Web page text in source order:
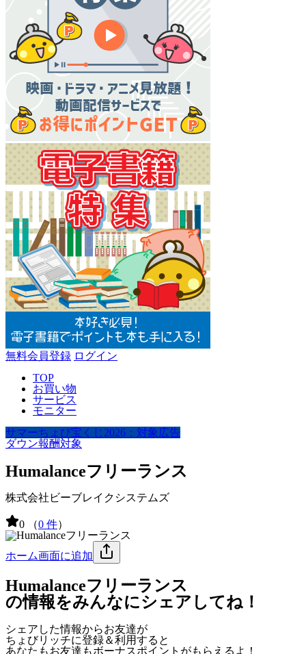
無料会員登録 ログイン
TOP
お買い物
サービス
モニター
サマーちょび宝くじ2026：対象広告
ダウン報酬対象
Humalanceフリーランス
株式会社ビーブレイクシステムズ
0 （0 件）
ホーム画面に追加
Humalanceフリーランス
の情報をみんなにシェアしてね！
シェアした情報からお友達が
ちょびリッチに登録＆利用すると
あなたもお友達もボーナスポイント がもらえるよ！